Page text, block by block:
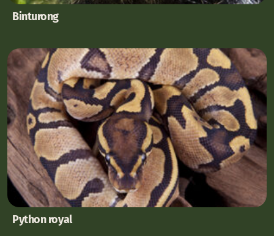
Binturong
Python royal